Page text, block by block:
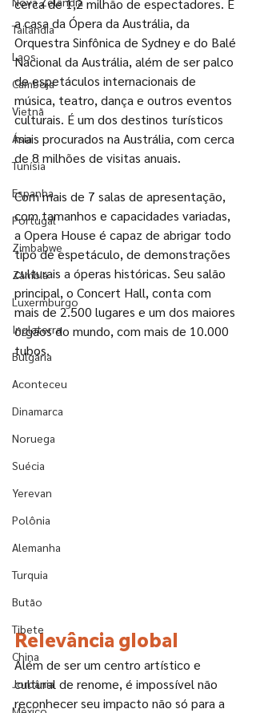
Tailândia
Laos
Camboja
Vietnã
Ásia
Tunísia
Espanha
Portugal
Zimbabwe
Zâmbia
Luxermburgo
Inglaterra
Bulgária
Aconteceu
Dinamarca
Noruega
Suécia
Yerevan
Polônia
Alemanha
Turquia
Butão
Tibete
China
Jordânia
cerca de 1,2 milhão de espectadores. É
a casa da Ópera da Austrália, da
Orquestra Sinfônica de Sydney e do Balé
Nacional da Austrália, além de ser palco
de espetáculos internacionais de
música, teatro, dança e outros eventos
culturais. É um dos destinos turísticos
mais procurados na Austrália, com cerca
de 8 milhões de visitas anuais.
Com mais de 7 salas de apresentação,
com tamanhos e capacidades variadas,
a Opera House é capaz de abrigar todo
tipo de espetáculo, de demonstrações
culturais a óperas históricas. Seu salão
principal, o Concert Hall, conta com
mais de 2.500 lugares e um dos maiores
órgãos do mundo, com mais de 10.000
tubos.
Relevância global
Além de ser um centro artístico e
cultural de renome, é impossível não
reconhecer seu impacto não só para a